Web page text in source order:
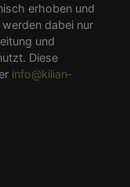
erhoben und
dabei nur
und
Diese
info@kilian-